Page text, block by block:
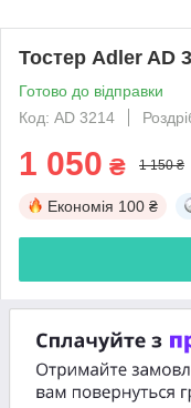
Тостер Adler AD
Готово до відправки
Код: AD 3214
1 050 ₴ 1 150 ₴
Економія 100 ₴